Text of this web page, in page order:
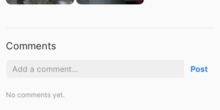
Comments
Post
No comments yet.